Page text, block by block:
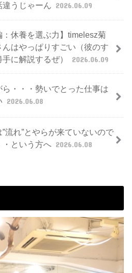
違うじゃーん 2026.06.09
：休養を選ぶ力】timelesz菊
んはやっぱりすごい（彼のす
手に解説するぜ）
2026.06.09
ら・・・勢いでとった仕事は
2026.06.08
”流れ”とやらが来ていないので
・という方へ 2026.06.08